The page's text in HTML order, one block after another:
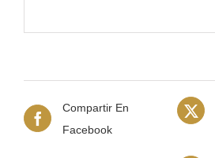
Compartir En
Facebook